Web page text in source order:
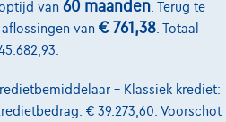
van 60 maanden . Terug te
van € 761,38 . Totaal
– Klassiek krediet:
€ 39.273,60. Voorschot